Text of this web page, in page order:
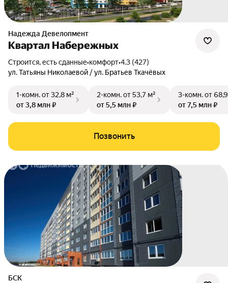
Надежда Девелопмент
Квартал Набережных
Строится, есть сданные•комфорт•4.3 (427)
ул. Татьяны Николаевой / ул. Братьев Ткачёвых
1-комн.от 32,8 м²
от 3,8 млн ₽
2-комн.от 53,7 м²
от 5,5 млн ₽
3-комн.от
от 7,5 млн ₽
Позвонить
БСК